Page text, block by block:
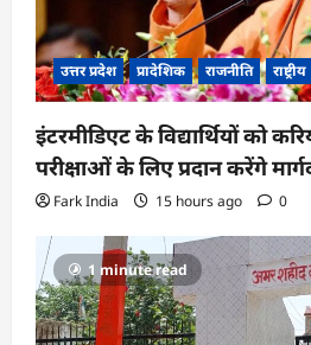
उत्तर प्रदेश प्रादेशिक राजनीति राष्ट्रीय
इंटरमीडिएट के विद्यार्थियों को
परीक्षाओं के लिए प्रदान करेंगे
Fark India 15 hours ago 0
1 minute read